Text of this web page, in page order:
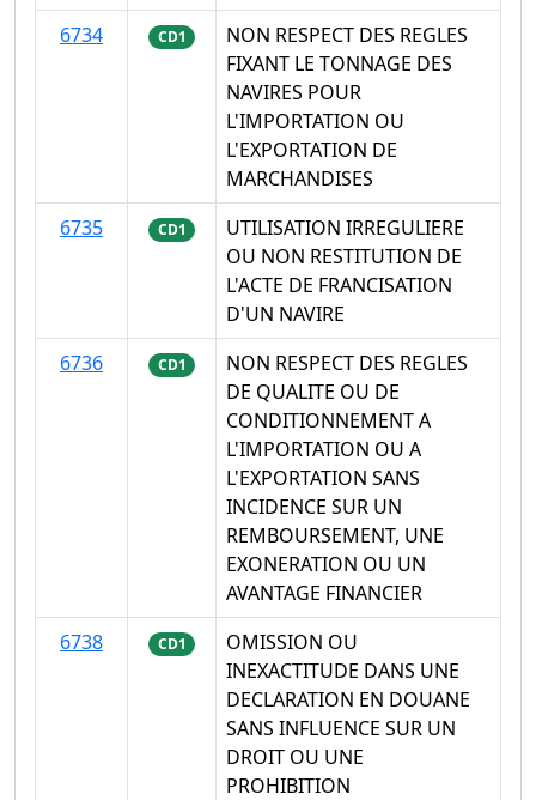
6734
CD1
NON RESPECT DES REGLES
FIXANT LE TONNAGE DES
NAVIRES POUR
L'IMPORTATION OU
L'EXPORTATION DE
MARCHANDISES
6735
CD1
UTILISATION IRREGULIERE
OU NON RESTITUTION DE
L'ACTE DE FRANCISATION
D'UN NAVIRE
6736
CD1
NON RESPECT DES REGLES
DE QUALITE OU DE
CONDITIONNEMENT A
L'IMPORTATION OU A
L'EXPORTATION SANS
INCIDENCE SUR UN
REMBOURSEMENT, UNE
EXONERATION OU UN
AVANTAGE FINANCIER
6738
CD1
OMISSION OU
INEXACTITUDE DANS UNE
DECLARATION EN DOUANE
SANS INFLUENCE SUR UN
DROIT OU UNE
PROHIBITION